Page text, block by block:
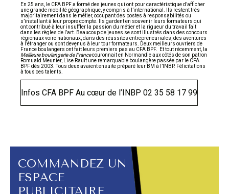
En 25 ans, le CFA BPF a formé des jeunes qui ont pour caractéristique d’afficher
une grande mobilité géographique, y compris à l’international. Ils restent très
majoritairement dans le métier, occupant des postes à responsabilités ou
s’installant à leur propre compte. Ils gardent en souvenir leurs formateurs qui
ont contribué à leur insuffler la passion du métier et la rigueur du travail fait
dans les règles de l’art. Beaucoup de jeunes se sont illustrés dans des concours
régionaux voire nationaux, dans des réussites entrepreneuriales, des aventures
à l’étranger ou sont devenus à leur tour formateurs. Deux meilleurs ouvriers de
France boulangers ont fait leurs premiers pas au CFA BPF. Et tout récemment, la
Meilleure boulangerie de Francecouronnait en Normandie aux côtés de son patron
Romuald Meunier, Lise Rault une remarquable boulangère passée par le CFA
BPF dès 2003. Tous deux avaient ensuite préparé leur BM à l’INBP. Félicitations
à tous ces talents.
Infos CFA BPF Au cœur de l’INBP 02 35 58 17 99
COMMANDEZ UN
ESPACE